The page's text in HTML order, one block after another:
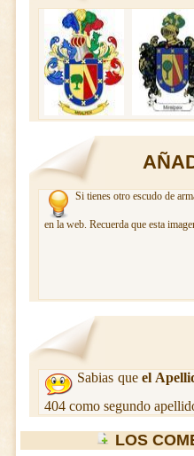
Si tienes otro escudo de
en la web. Recuerda que esta
Sabias queel
404 como segundo
LOS